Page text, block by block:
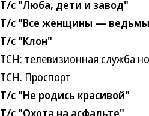
Т/с "Люба, дети и завод"
Т/с "Все женщины —
Т/с "Клон"
ТСН: телевизионная служба
ТСН. Проспорт
Т/с "Не родись красивой"
Т/с "Охота на асфальте"